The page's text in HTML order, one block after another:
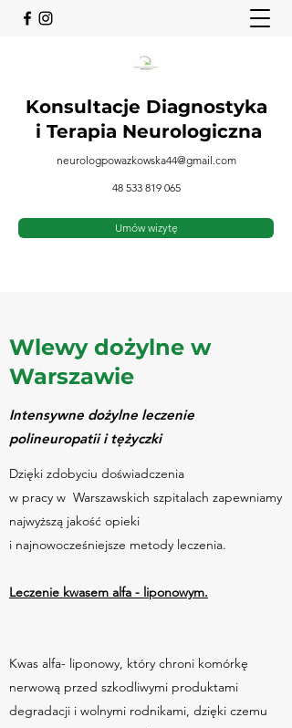
Konsultacje Diagnostyka
i Terapia Neurologiczna
neurologpowazkowska44@gmail.com
48 533 819 065
Umów wizytę
Wlewy dożylne w
Warszawie
Intensywne dożylne leczenie
polineuropatii i tężyczki
Dzięki zdobyciu doświadczenia
w pracy w Warszawskich szpitalach zapewniamy
najwyższą jakość opieki
i najnowocześniejsze metody leczenia.
Leczenie kwasem alfa - liponowym.
Kwas alfa- liponowy, który chroni komórkę
nerwową przed szkodliwymi produktami
degradacji i wolnymi rodnikami, dzięki czemu